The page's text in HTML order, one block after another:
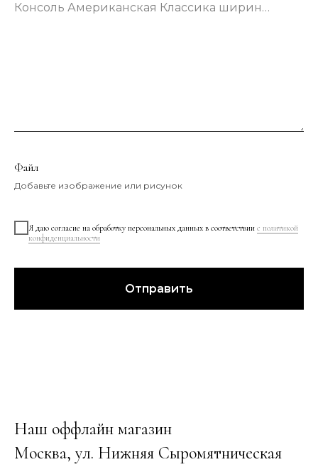
Консоль Американская Классика шириной 133 сантиметра в зеленом цвете
Файл
Добавьте изображение или рисунок
Я даю согласие на обработку персональных данных в соответствии с политикой
конфиденциальности
Отправить
Наш оффлайн магазин
Москва, ул. Нижняя Сыромятническая